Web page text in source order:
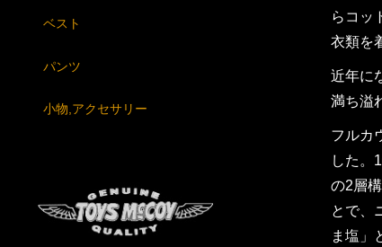
らコッ
衣類を
近年に
満ち溢
フルカ
した。
の2層
とで、
ま塩」
ベスト
パンツ
小物,アクセサリー